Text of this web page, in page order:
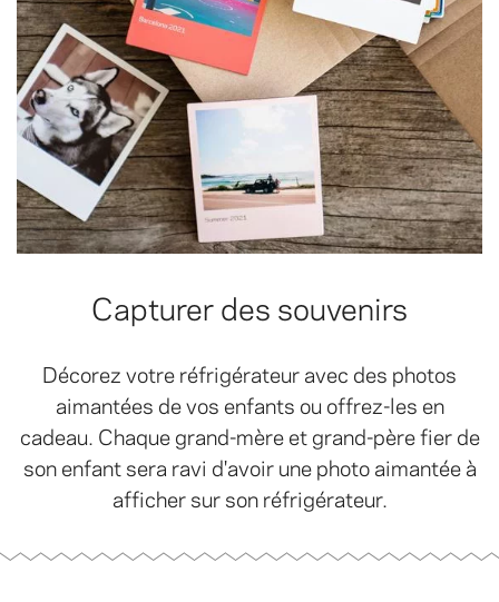
Capturer des souvenirs
Décorez votre réfrigérateur avec des photos
aimantées de vos enfants ou offrez-les en
cadeau. Chaque grand-mère et grand-père fier de
son enfant sera ravi d'avoir une photo aimantée à
afficher sur son réfrigérateur.